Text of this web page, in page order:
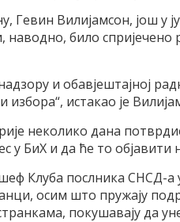
Гевин Вилијамсон, још у
наводно, било спријечено
и обавјештајној
истакао је
неколико дана
у БиХ и да ће то објавити
Клуба послника СНСД-а
осим што пружају
покушавају да